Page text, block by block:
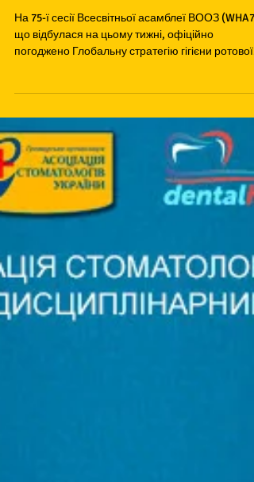
Глобальна стратегія гігієни
ротової порожнини
На 75-ї сесії Всесвітньої асамблеї ВООЗ
погоджено Глобальну стратегію гігієни